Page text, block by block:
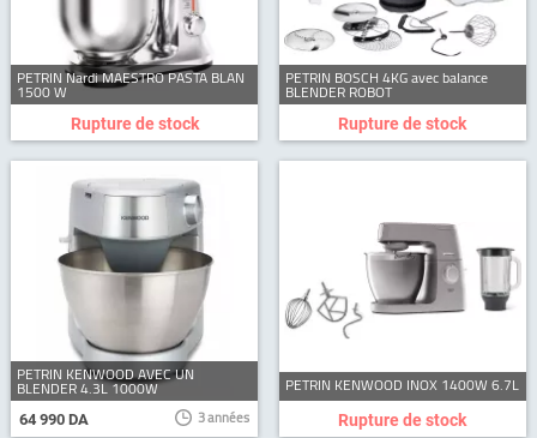
PETRIN Nardi MAESTRO PASTA BLAN
1500 W
Rupture de stock
PETRIN BOSCH 4KG avec balance
BLENDER ROBOT
Rupture de stock
PETRIN KENWOOD AVEC UN
BLENDER 4.3L 1000W
64 990 DA 3 années
PETRIN KENWOOD INOX 1400W 6.7L
Rupture de stock